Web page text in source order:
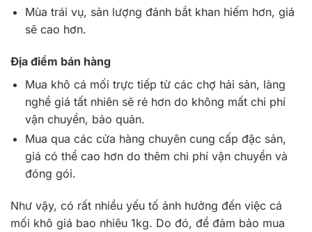
Mùa trái vụ, sản lượng đánh bắt khan hiếm hơn, giá
sẽ cao hơn.
Địa điểm bán hàng
Mua khô cá mối trực tiếp từ các chợ hải sản, làng
nghề giá tất nhiên sẽ rẻ hơn do không mất chi phí
vận chuyển, bảo quản.
Mua qua các cửa hàng chuyên cung cấp đặc sản,
giá có thể cao hơn do thêm chi phí vận chuyển và
đóng gói.
Như vậy, có rất nhiều yếu tố ảnh hưởng đến việc cá
mối khô giá bao nhiêu 1kg. Do đó, để đảm bảo mua